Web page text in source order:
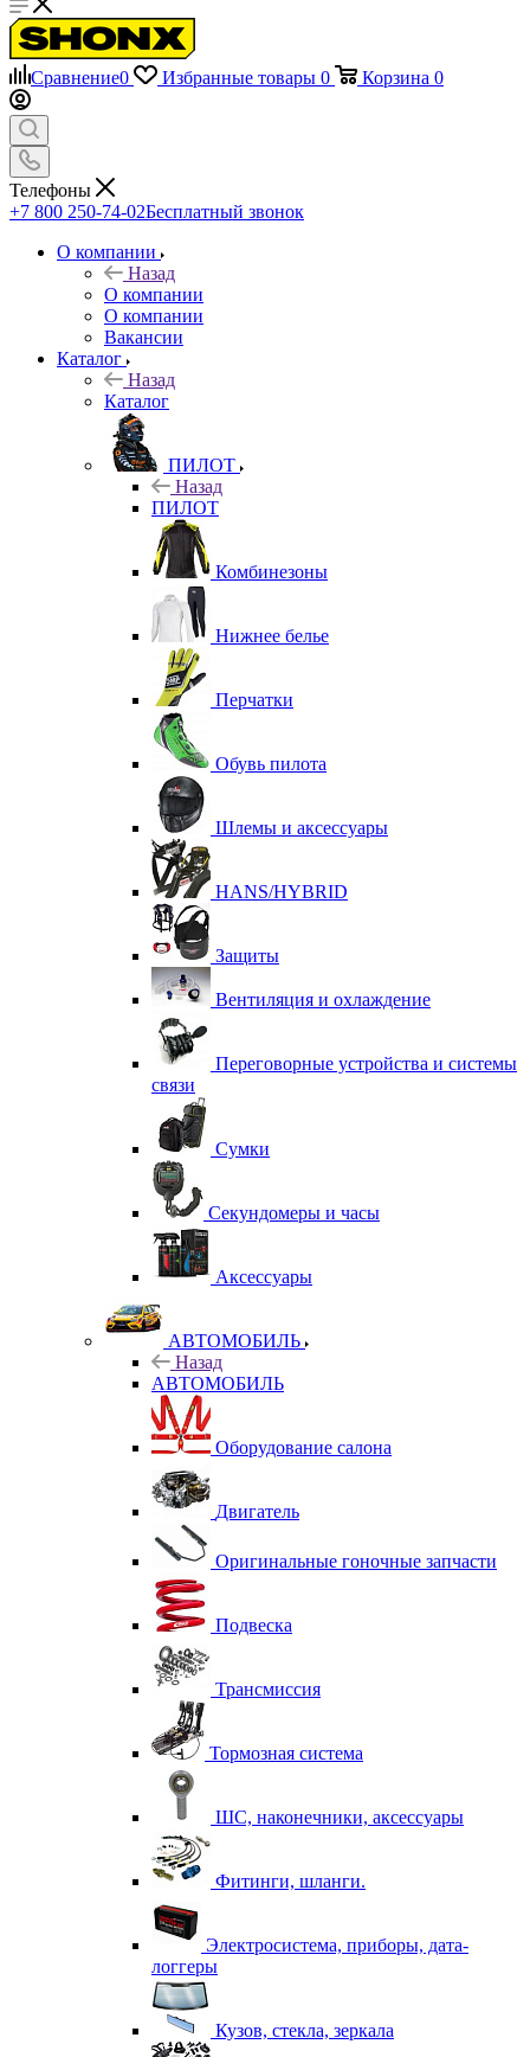
Сравнение0 Избранные товары 0 Корзина 0
Телефоны
+7 800 250-74-02Бесплатный звонок
О компании
Назад
О компании
О компании
Вакансии
Каталог
Назад
Каталог
ПИЛОТ
Назад
ПИЛОТ
Комбинезоны
Нижнее белье
Перчатки
Обувь пилота
Шлемы и аксессуары
HANS/HYBRID
Защиты
Вентиляция и охлаждение
Переговорные устройства и системы
связи
Сумки
Секундомеры и часы
Аксессуары
АВТОМОБИЛЬ
Назад
АВТОМОБИЛЬ
Оборудование салона
Двигатель
Оригинальные гоночные запчасти
Подвеска
Трансмиссия
Тормозная система
ШС, наконечники, аксессуары
Фитинги, шланги.
Электросистема, приборы, дата-
логгеры
Кузов, стекла, зеркала